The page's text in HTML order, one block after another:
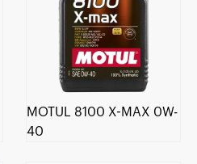
MOTUL 8100 X-MAX 0W-
40